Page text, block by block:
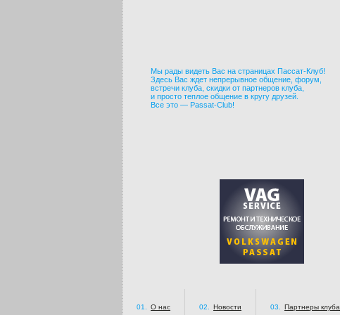
Мы рады видеть Вас на страницах Пассат-Клуб!
Здесь Вас ждет непрерывное общение, форум,
встречи клуба, скидки от партнеров клуба,
и просто теплое общение в кругу друзей.
Все это — Passat-Club!
01. О нас 02. Новости 03. Партнеры клуба